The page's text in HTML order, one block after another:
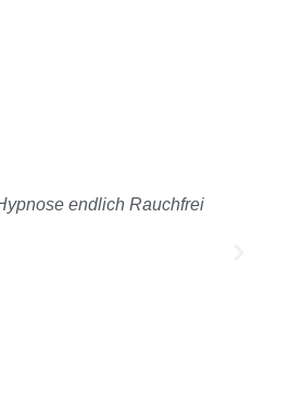
endlich Rauchfrei